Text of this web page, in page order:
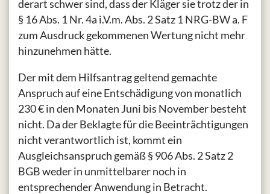
derart schwer sind, dass der Kläger sie trotz der in
§ 16 Abs. 1 Nr. 4a i.V.m. Abs. 2 Satz 1 NRG-BW a. F
zum Ausdruck gekommenen Wertung nicht mehr
hinzunehmen hätte.
Der mit dem Hilfsantrag geltend gemachte
Anspruch auf eine Entschädigung von monatlich
230 € in den Monaten Juni bis November besteht
nicht. Da der Beklagte für die Beeinträchtigungen
nicht verantwortlich ist, kommt ein
Ausgleichsanspruch gemäß § 906 Abs. 2 Satz 2
BGB weder in unmittelbarer noch in
entsprechender Anwendung in Betracht.